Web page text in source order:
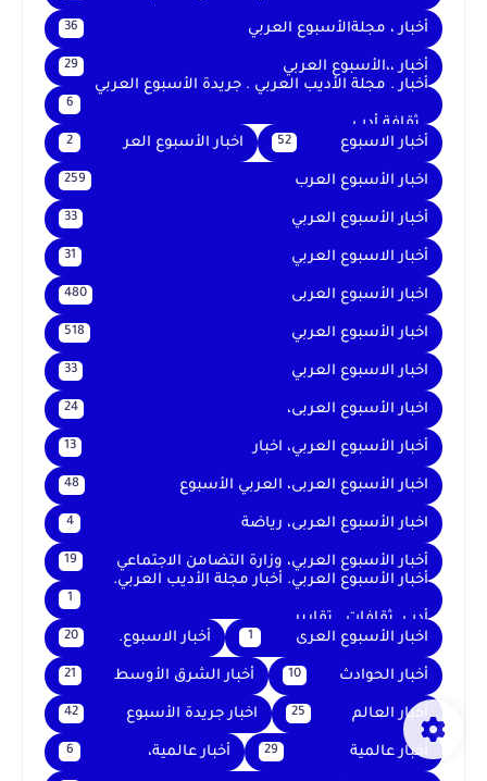
أخبار ، مجلةالأسبوع العربي 36
أخبار ،،الأسبوع العربي 29
أخبار . مجلة الأديب العربي . جريدة الأسبوع العربي
. ثقافة أدب
6
أخبار الاسبوع 52 اخبار الأسبوع العر 2
اخبار الأسبوع العرب 259
أخبار الأسبوع العربي 33
أخبار الاسبوع العربي 31
اخبار الأسبوع العربى 480
اخبار الأسبوع العربي 518
اخبار الاسبوع العربي 33
اخبار الأسبوع العربى، 24
أخبار الأسبوع العربي، اخبار 13
اخبار الأسبوع العربى، العربي الأسبوع 48
اخبار الأسبوع العربى، رياضة 4
أخبار الأسبوع العربي، وزارة التضامن الاجتماعي 19
أخبار الأسبوع العربي. أخبار مجلة الأديب العربي.
أدب. ثقافات . تقارير .
1
اخبار الأسبوع العرى 1 أخبار الاسبوع. 20
أخبار الحوادث 10 أخبار الشرق الأوسط 21
أخبار العالم 25 اخبار جريدة الأسبوع 42
أخبار عالمية 29 أخبار عالمية، 6